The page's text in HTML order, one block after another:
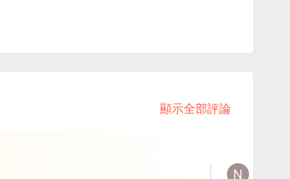
顯示全部評論
N